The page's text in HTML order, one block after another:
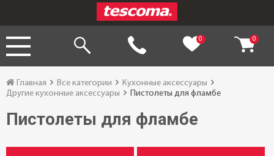
0 0
Главная Все категории
Кухонные аксессуары
Другие кухонные аксессуары
Пистолеты для фламбе
Пистолеты для фламбе